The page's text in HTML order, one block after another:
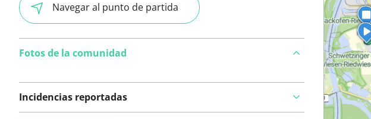
Navegar al punto de partida
Fotos de la comunidad
Incidencias reportadas